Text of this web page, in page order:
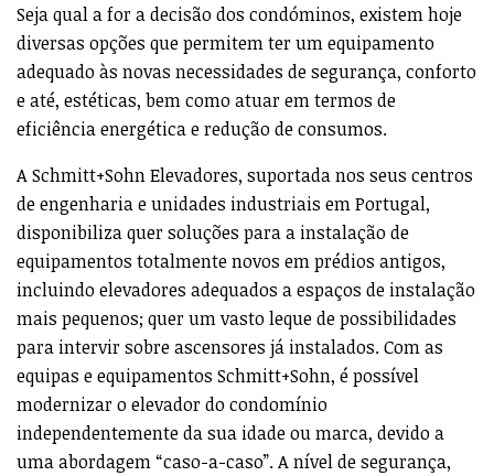
Seja qual a for a decisão dos condóminos, existem hoje
diversas opções que permitem ter um equipamento
adequado às novas necessidades de segurança, conforto
e até, estéticas, bem como atuar em termos de
eficiência energética e redução de consumos.
A Schmitt+Sohn Elevadores, suportada nos seus centros
de engenharia e unidades industriais em Portugal,
disponibiliza quer soluções para a instalação de
equipamentos totalmente novos em prédios antigos,
incluindo elevadores adequados a espaços de instalação
mais pequenos; quer um vasto leque de possibilidades
para intervir sobre ascensores já instalados. Com as
equipas e equipamentos Schmitt+Sohn, é possível
modernizar o elevador do condomínio
independentemente da sua idade ou marca, devido a
uma abordagem “caso-a-caso”. A nível de segurança,